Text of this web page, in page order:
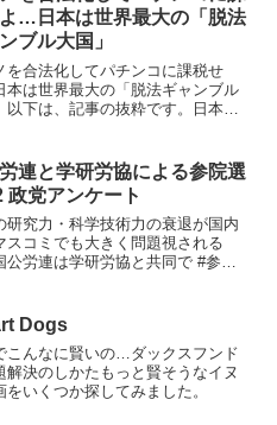
可能性がある。...
…日本は世界最大の「脱法
ブル大国」
を合法化してパチンコに課税せ
は世界最大の「脱法ギャンブル
以下は、記事の抜粋です。日本
日本生産性本部）によると年間23
億円（2015年...
連と学研労協による参院選
政党アンケート
研究力・科学技術力の衰退が国内
スコミでも大きく問題視される
公労連は学研労協と共同で #参院
防衛費増より暮らし対策を 実行す
な課題で...
Dogs
こんなに賢いの…ダックスフンド
解決のしかたもっと賢そうなイヌ
をいくつか探してみました。